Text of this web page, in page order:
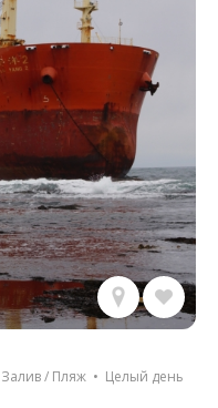
/ Пляж • Целый день